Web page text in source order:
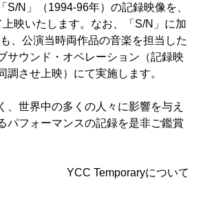
S/N」（1994-96年）の記録映像を、
映いたします。なお、「S/N」に加
、公演当時両作品の音楽を担当した
サウンド・オペレーション（記録映
調させ上映）にて実施します。
、世界中の多くの人々に影響を与え
パフォーマンスの記録を是非ご鑑賞
YCC Temporaryについて